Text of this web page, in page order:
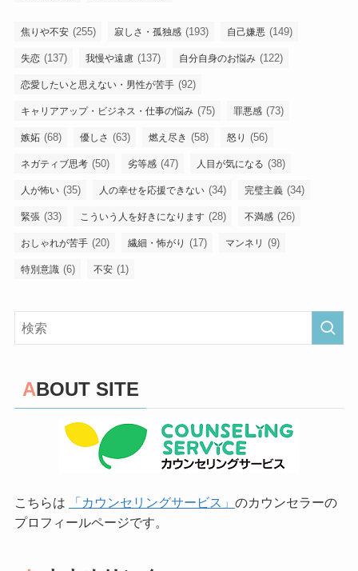
焦りや不安 (255) 寂しさ・孤独感 (193) 自己嫌悪 (149)
失恋 (137) 我慢や遠慮 (137) 自分自身のお悩み (122)
恋愛したいと思えない・男性が苦手 (92)
キャリアアップ・ビジネス・仕事の悩み (75) 罪悪感 (73)
嫉妬 (68) 優しさ (63) 燃え尽き (58) 怒り (56)
ネガティブ思考 (50) 劣等感 (47) 人目が気になる (38)
人が怖い (35) 人の幸せを応援できない (34) 完璧主義 (34)
緊張 (33) こういう人を好きになります (28) 不満感 (26)
おしゃれが苦手 (20) 繊細・怖がり (17) マンネリ (9)
特別意識 (6) 不安 (1)
ABOUT SITE
こちらは 「カウンセリングサービス」 のカウンセラーの
プロフィールページです。